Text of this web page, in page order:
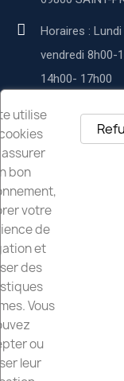
Horaires : Lundi
vendredi 8h00-
14h00- 17h00
Service
utilise
bon
votre
de
et
des
Vous
ou
leur